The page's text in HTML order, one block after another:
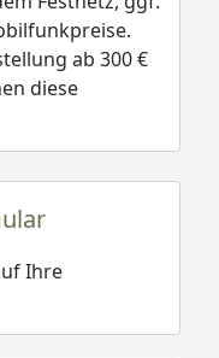
ab 300 €
diese
Ihre